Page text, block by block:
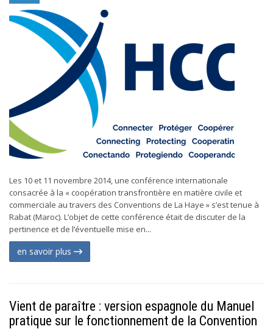
Les 10 et 11 novembre 2014, une conférence internationale
consacrée à la « coopération transfrontière en matière civile et
commerciale au travers des Conventions de La Haye » s’est tenue à
Rabat (Maroc). L’objet de cette conférence était de discuter de la
pertinence et de l’éventuelle mise en...
en savoir plus
Vient de paraître : version espagnole du Manuel
pratique sur le fonctionnement de la Convention